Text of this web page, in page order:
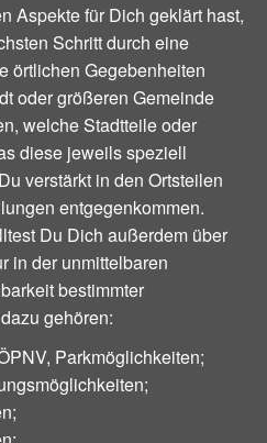
Aspekte für Dich geklärt hast,
Schritt durch eine
örtlichen Gegebenheiten
oder größeren Gemeinde
welche Stadtteile oder
diese jeweils speziell
verstärkt in den Ortsteilen
entgegenkommen.
Du Dich außerdem über
in der unmittelbaren
bestimmter
gehören:
Parkmöglichkeiten;